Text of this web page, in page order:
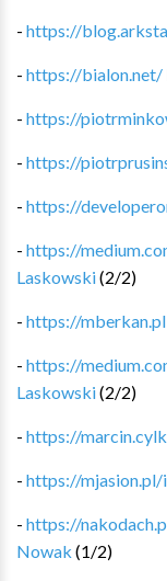
- https://
- https://bialon.net/
- https://
- https://
- https://
- https://
Laskowski(2/2)
- https://mberkan.pl
- https://
Laskowski(2/2)
- https://
- https://mjasion.pl/
- https://
Nowak (1/2)